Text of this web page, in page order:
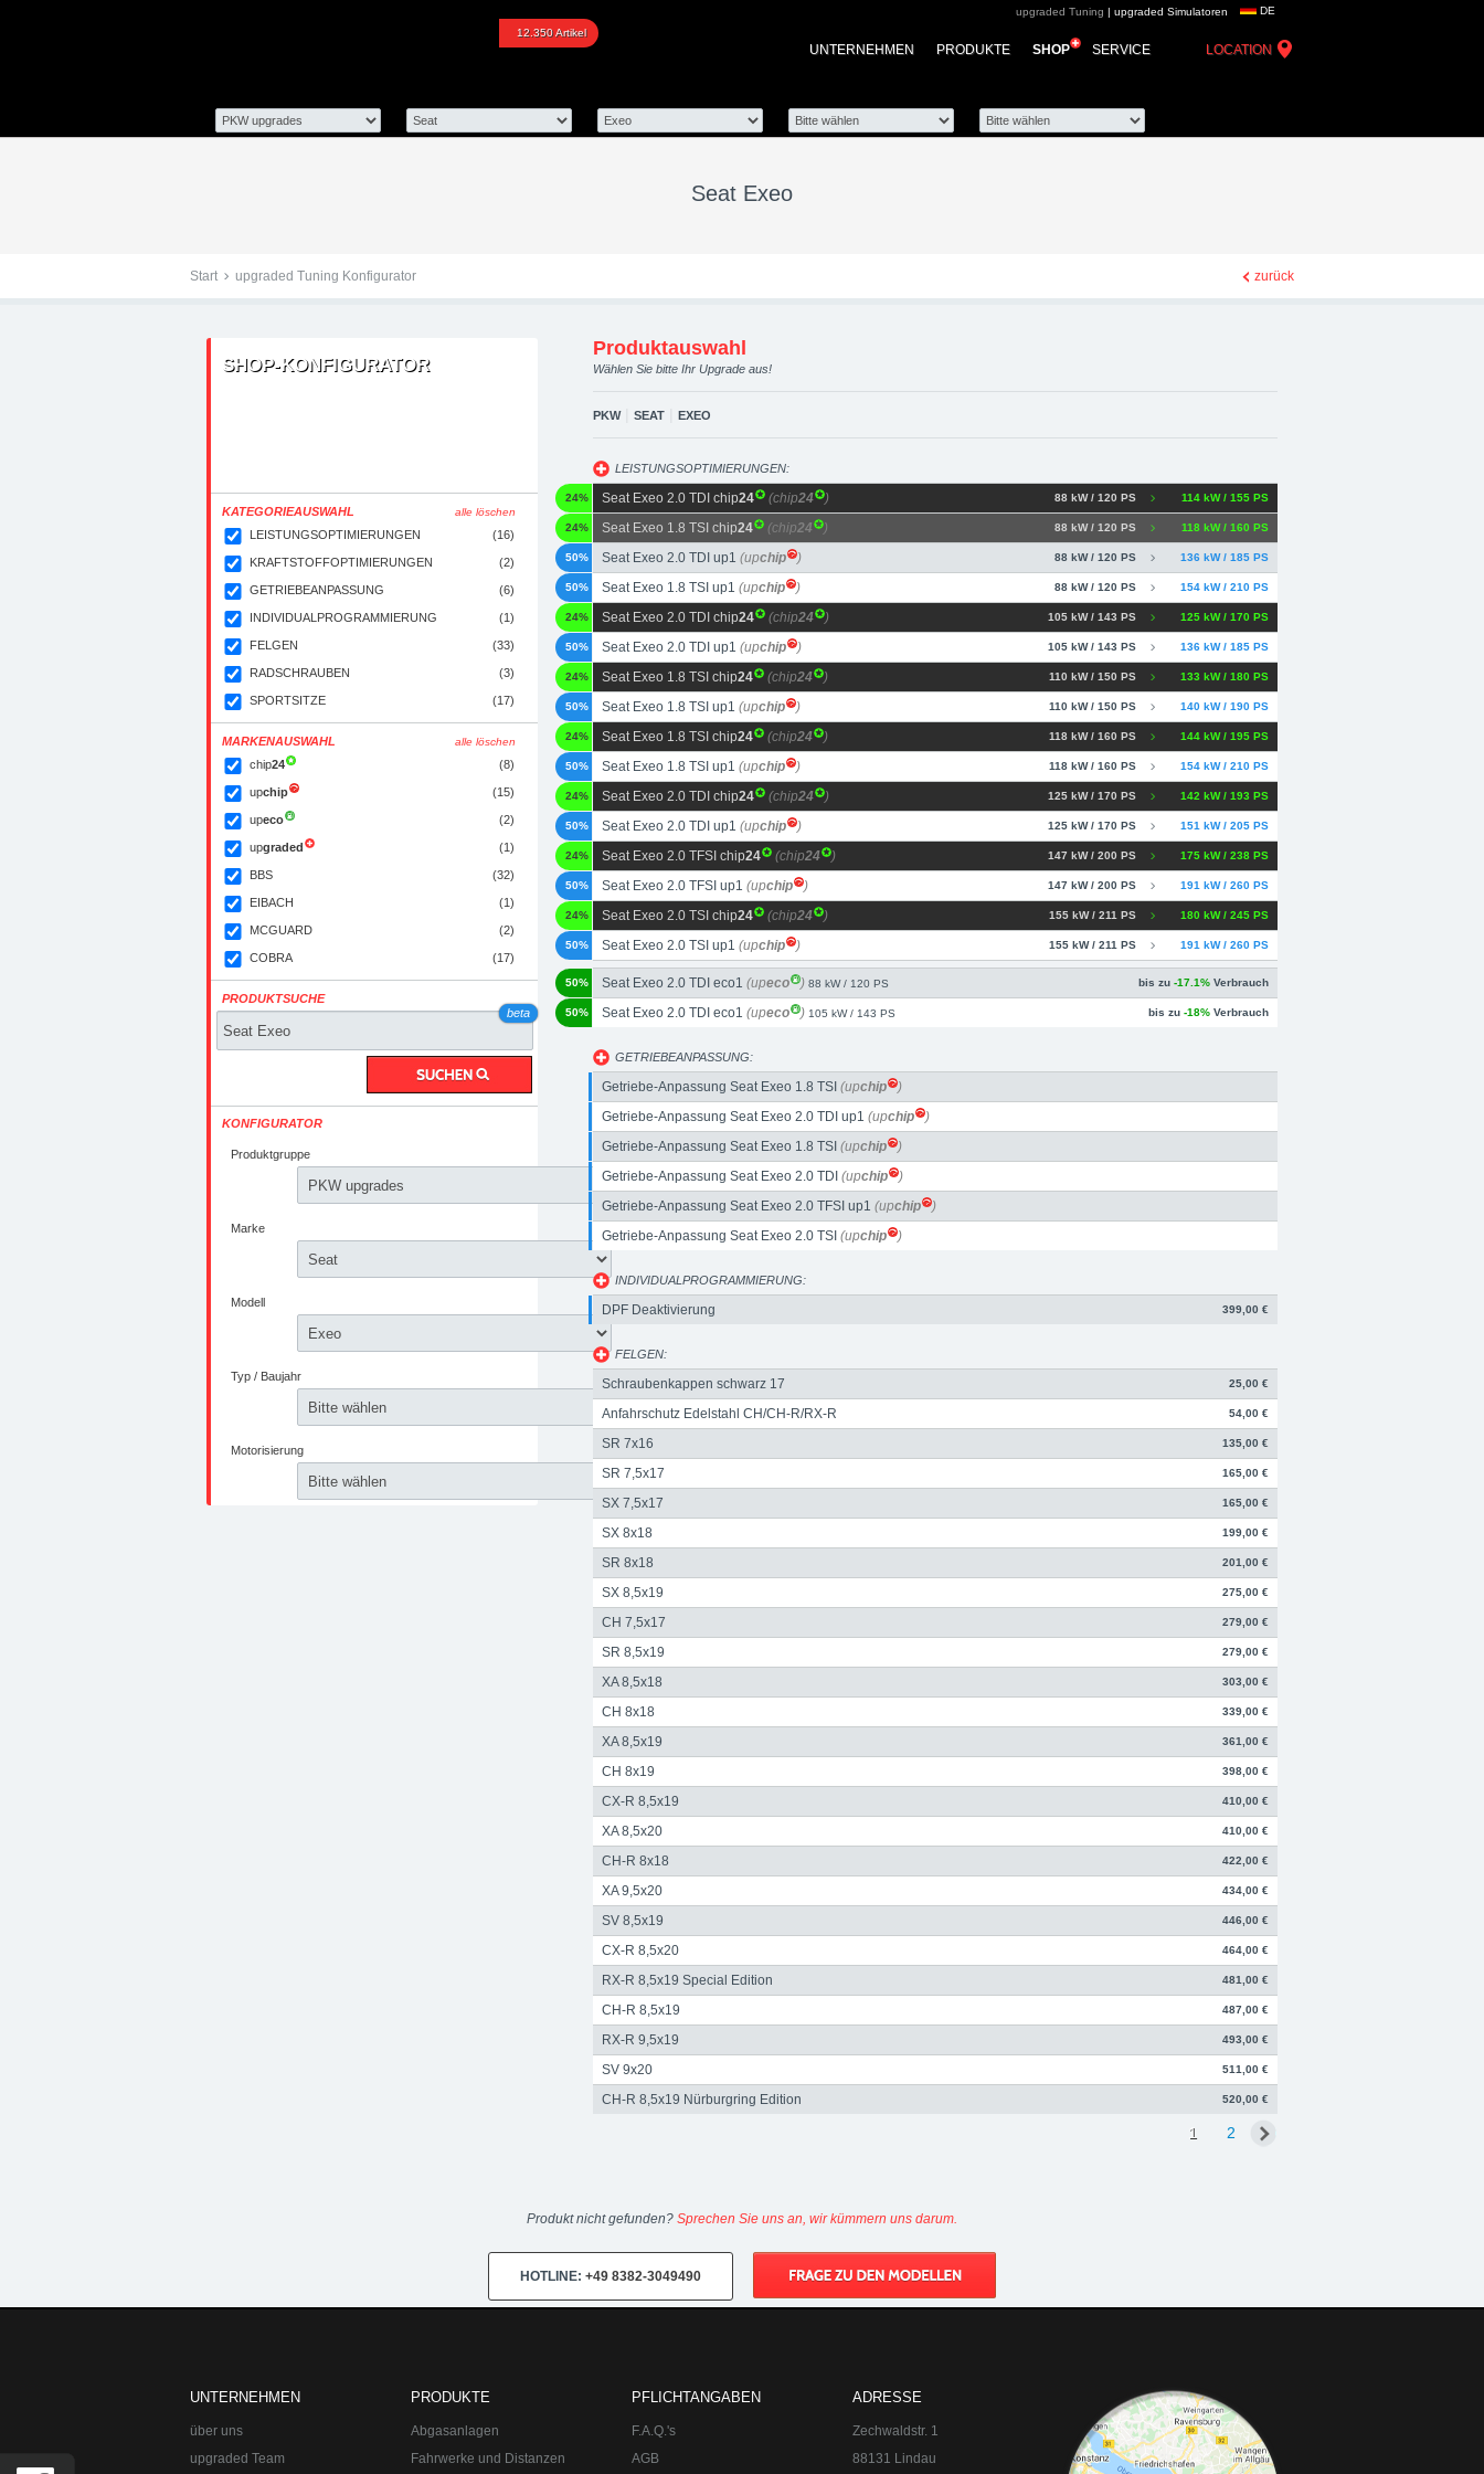
Tuningteile: Seat Exeo upgraded automotive group - Chiptuning,
12.350 Artikel
DE
LOCATION
SERVICE
SHOP
PRODUKTE
UNTERNEHMEN
upgraded Tuning | upgraded Simulatoren
Seat Exeo
Start upgraded Tuning Konfigurator zurück
SHOP-KONFIGURATOR
KATEGORIEAUSWAHL alle löschen
LEISTUNGSOPTIMIERUNGEN (16)
KRAFTSTOFFOPTIMIERUNGEN (2)
GETRIEBEANPASSUNG (6)
INDIVIDUALPROGRAMMIERUNG (1)
FELGEN (33)
RADSCHRAUBEN (3)
SPORTSITZE (17)
MARKENAUSWAHL alle löschen
chip24 (8)
upchip (15)
upeco (2)
upgraded (1)
BBS (32)
EIBACH (1)
MCGUARD (2)
COBRA (17)
PRODUKTSUCHE
beta
KONFIGURATOR
Produktauswahl
Wählen Sie bitte Ihr Upgrade aus!
PKW| SEAT EXEO
LEISTUNGSOPTIMIERUNGEN:
Seat Exeo 2.0 TDI chip24 (chip24 ) 114 kW / 155 PS
88 kW / 120 PS
24%
Seat Exeo 1.8 TSI chip24 (chip24 ) 118 kW / 160 PS
88 kW / 120 PS
24%
Seat Exeo 2.0 TDI up1 (upchip ) 136 kW / 185 PS
88 kW / 120 PS
50%
Seat Exeo 1.8 TSI up1 (upchip ) 154 kW / 210 PS
88 kW / 120 PS
50%
Seat Exeo 2.0 TDI chip24 (chip24 ) 125 kW / 170 PS
105 kW / 143 PS
24%
Seat Exeo 2.0 TDI up1 (upchip ) 136 kW / 185 PS
105 kW / 143 PS
50%
Seat Exeo 1.8 TSI chip24 (chip24 ) 133 kW / 180 PS
110 kW / 150 PS
24%
Seat Exeo 1.8 TSI up1 (upchip ) 140 kW / 190 PS
110 kW / 150 PS
50%
Seat Exeo 1.8 TSI chip24 (chip24 ) 144 kW / 195 PS
118 kW / 160 PS
24%
Seat Exeo 1.8 TSI up1 (upchip ) 154 kW / 210 PS
118 kW / 160 PS
50%
Seat Exeo 2.0 TDI chip24 (chip24 ) 142 kW / 193 PS
125 kW / 170 PS
24%
Seat Exeo 2.0 TDI up1 (upchip ) 151 kW / 205 PS
125 kW / 170 PS
50%
Seat Exeo 2.0 TFSI chip24 (chip24 ) 175 kW / 238 PS
147 kW / 200 PS
24%
Seat Exeo 2.0 TFSI up1 (upchip ) 191 kW / 260 PS
147 kW / 200 PS
50%
Seat Exeo 2.0 TSI chip24 (chip24 ) 180 kW / 245 PS
155 kW / 211 PS
24%
Seat Exeo 2.0 TSI up1 (upchip ) 191 kW / 260 PS
155 kW / 211 PS
50%
Seat Exeo 2.0 TDI eco1 (upeco ) 88 kW / 120 PS bis zu -17.1% Verbrauch
50%
Seat Exeo 2.0 TDI eco1 (upeco ) 105 kW / 143 PS bis zu -18% Verbrauch
50%
GETRIEBEANPASSUNG:
Getriebe-Anpassung Seat Exeo 1.8 TSI (upchip
)
Getriebe-Anpassung Seat Exeo 2.0 TDI up1 (upchip
)
Getriebe-Anpassung Seat Exeo 1.8 TSI (upchip
)
Getriebe-Anpassung Seat Exeo 2.0 TDI (upchip
)
Getriebe-Anpassung Seat Exeo 2.0 TFSI up1 (upchip
)
Getriebe-Anpassung Seat Exeo 2.0 TSI (upchip )
INDIVIDUALPROGRAMMIERUNG:
DPF Deaktivierung 399,00 €
FELGEN:
Schraubenkappen schwarz 17 25,00 €
Anfahrschutz Edelstahl CH/CH-R/RX-R 54,00 €
SR 7x16 135,00 €
SR 7,5x17 165,00 €
SX 7,5x17 165,00 €
SX 8x18 199,00 €
SR 8x18 201,00 €
SX 8,5x19 275,00 €
CH 7,5x17 279,00 €
SR 8,5x19 279,00 €
XA 8,5x18 303,00 €
CH 8x18 339,00 €
XA 8,5x19 361,00 €
CH 8x19 398,00 €
CX-R 8,5x19 410,00 €
XA 8,5x20 410,00 €
CH-R 8x18 422,00 €
XA 9,5x20 434,00 €
SV 8,5x19 446,00 €
CX-R 8,5x20 464,00 €
RX-R 8,5x19 Special Edition 481,00 €
CH-R 8,5x19 487,00 €
RX-R 9,5x19 493,00 €
SV 9x20 511,00 €
CH-R 8,5x19 Nürburgring Edition 520,00 €
1 2
Produkt nicht gefunden? Sprechen Sie uns an, wir kümmern uns darum.
HOTLINE: +49 8382-3049490
UNTERNEHMEN
über uns
upgraded Team
PRODUKTE
Abgasanlagen
Fahrwerke und Distanzen
PFLICHTANGABEN
F.A.Q.'s
AGB
ADRESSE
Zechwaldstr. 1
88131 Lindau